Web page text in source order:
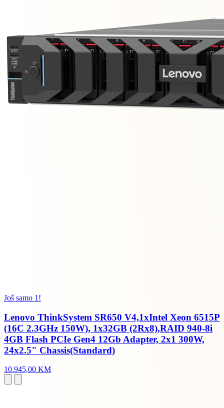
Još samo 1!
Lenovo ThinkSystem SR650 V4,1xIntel Xeon 6515P
(16C 2.3GHz 150W), 1x32GB (2Rx8),RAID 940-8i
4GB Flash PCIe Gen4 12Gb Adapter, 2x1 300W,
24x2.5" Chassis(Standard)
10.945,00 KM